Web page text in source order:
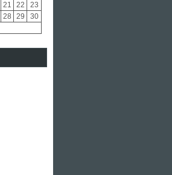
21 22
23
28 29
30